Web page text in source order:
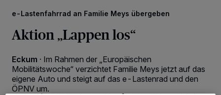
e-Lastenfahrrad an Familie Meys übergeben
Aktion „Lappen los“
Eckum · Im Rahmen der „Europäischen
Mobilitätswoche“ verzichtet Familie Meys jetzt auf das
eigene Auto und steigt auf das e-Lastenrad und den
ÖPNV um.
-Partner speichern und greifen auf personenbezogene Daten
von OK aktivieren Sie Tracking-Technologien für die unter „Wir und unsere
Partner verarbeiten Daten, um Ihnen Dienste bereitzustellen“ aufgeführten
Zwecke. Wenn Tracker deaktiviert sind, sind manche Inhalte und Anzeigen
möglicherweise nicht mehr so relevant für Sie. Sie können dieses Menü jederzeit
wieder aufrufen, um Ihre Einstellungen zu ändern oder Ihre Einwilligung zu
widerrufen, indem Sie auf den Link Einstellungen oder Ablehnen am unteren